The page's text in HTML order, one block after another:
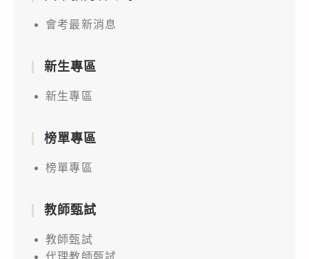
會考最新消息
新生專區
新生專區
榜單專區
榜單專區
教師甄試
教師甄試
代理教師甄試